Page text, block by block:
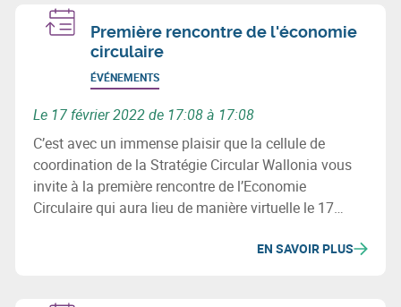
Première rencontre de l'économie
circulaire
ÉVÉNEMENTS
Le 17 février 2022 de 17:08 à 17:08
C’est avec un immense plaisir que la cellule de
coordination de la Stratégie Circular Wallonia vous
invite à la première rencontre de l’Economie
Circulaire qui aura lieu de manière virtuelle le 17
EN SAVOIR PLUS